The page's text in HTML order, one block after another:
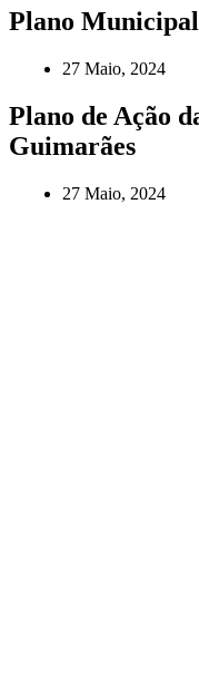
Plano
27 Maio, 2024
Plano de Ação
Guimarães
27 Maio, 2024